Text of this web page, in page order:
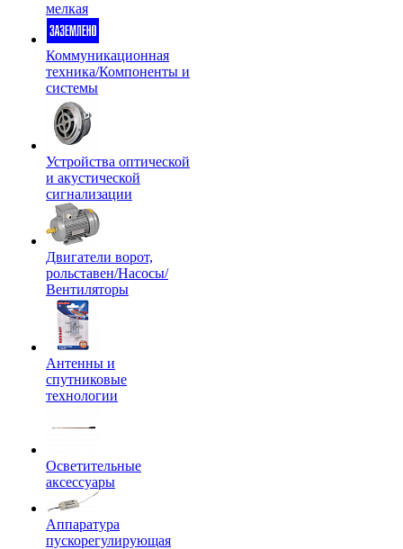
мелкая
Коммуникационная
техника/Компоненты и
системы
Устройства оптической
и акустической
сигнализации
Двигатели ворот,
рольставен/Насосы/
Вентиляторы
Антенны и
спутниковые
технологии
Осветительные
аксессуары
Аппаратура
пускорегулирующая